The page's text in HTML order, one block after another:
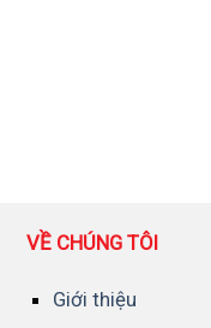
VỀ CHÚNG TÔI
Giới thiệu